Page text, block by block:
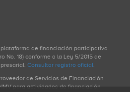
plataforma de financiación participativa
No. 18) conforme a la Ley 5/2015 de
Consultar registro oficial.
de Servicios de Financiación
para actividades de financiación